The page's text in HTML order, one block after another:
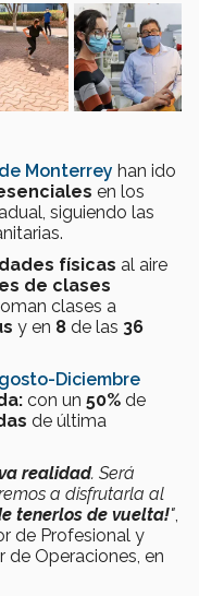
Monterrey han ido
en los
siguiendo las
físicas al aire
de clases
clases a
y en 8 de las 36
Diciembre
con un 50% de
de última
realidad. Será
a disfrutarla al
tenerlos de vuelta!"
de Profesional y
de Operaciones, en